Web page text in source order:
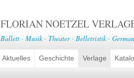
FLORIAN NOETZEL
Ballett · Musik · Theater · Belletristik ·
Aktuelles Geschichte Verlage